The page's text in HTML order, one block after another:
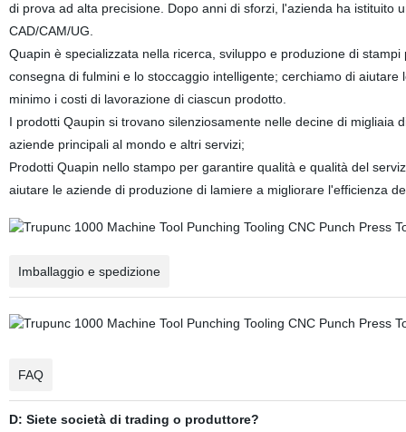
di prova ad alta precisione. Dopo anni di sforzi, l'azienda ha
CAD/CAM/UG.
Quapin è specializzata nella ricerca, sviluppo e produzione di
consegna di fulmini e lo stoccaggio intelligente; cerchiamo di
minimo i costi di lavorazione di ciascun prodotto.
I prodotti Qaupin si trovano silenziosamente nelle decine di
aziende principali al mondo e altri servizi;
Prodotti Quapin nello stampo per garantire qualità e qualità del
aiutare le aziende di produzione di lamiere a migliorare l'efficienza
Imballaggio e spedizione
FAQ
D: Siete società di trading o produttore?